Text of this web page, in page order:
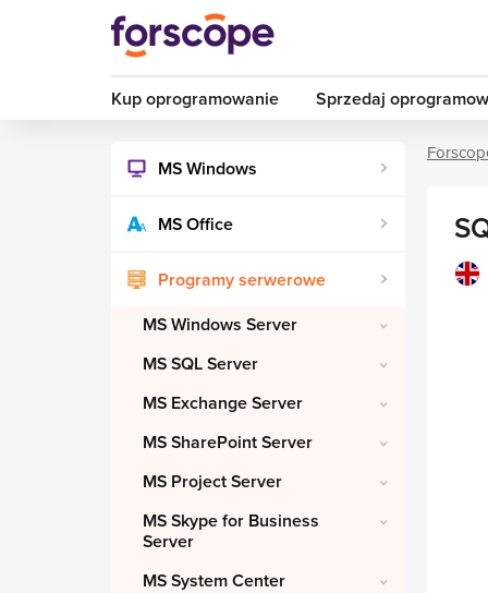
Kup oprogramowanie Sprzedaj
MS Windows
MS Office
Programy serwerowe
MS Windows Server
MS SQL Server
MS Exchange Server
MS SharePoint Server
MS Project Server
MS Skype for Business
Server
MS System Center